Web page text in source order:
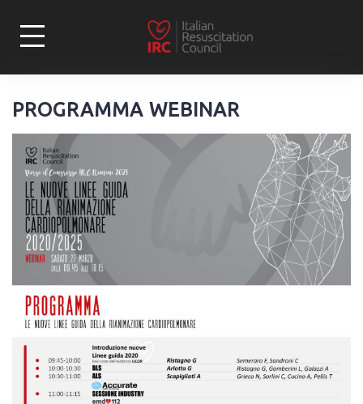
PROGRAMMA WEBINAR